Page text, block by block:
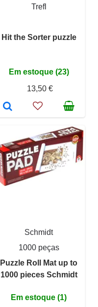
Trefl
Hit the Sorter puzzle
Em estoque (23)
13,50 €
Schmidt
1000 peças
Puzzle Roll Mat up to
1000 pieces Schmidt
Em estoque (1)